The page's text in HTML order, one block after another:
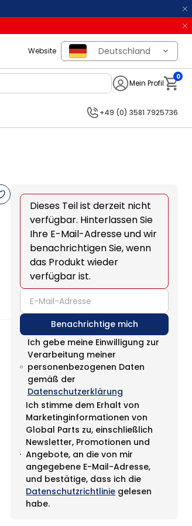
Website Deutschland
Mein Profil
0
+49 (0) 3581 7925736
Dieses Teil ist derzeit nicht
verfügbar. Hinterlassen Sie
Ihre E-Mail-Adresse und wir
benachrichtigen Sie, wenn
das Produkt wieder
verfügbar ist.
email
Benachrichtige mich
Ich gebe meine Einwilligung zur
Verarbeitung meiner
personenbezogenen Daten
gemäß der
Datenschutzerklärung
Ich stimme dem Erhalt von
Marketinginformationen von
Global Parts zu, einschließlich
Newsletter, Promotionen und
Angebote, an die von mir
angegebene E-Mail-Adresse,
und bestätige, dass ich die
Datenschutzrichtlinie gelesen
habe.